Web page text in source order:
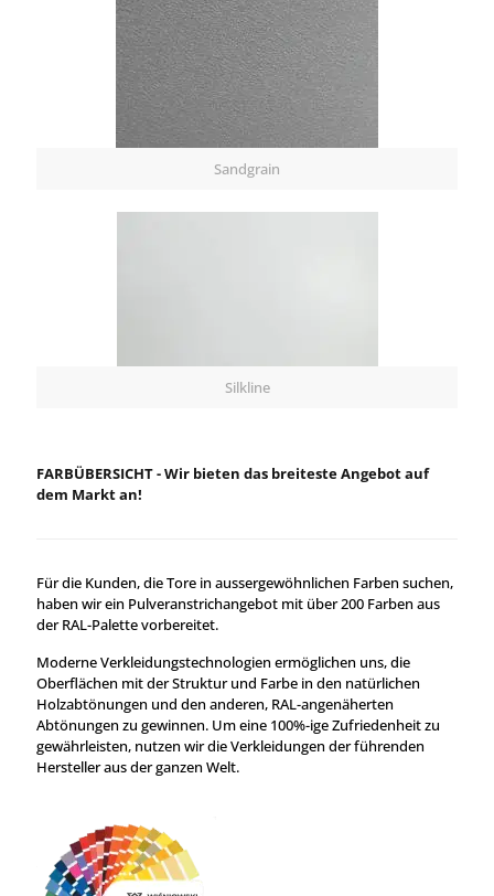
Sandgrain
Silkline
FARBÜBERSICHT - Wir bieten das breiteste Angebot auf
dem Markt an!
Für die Kunden, die Tore in aussergewöhnlichen Farben suchen,
haben wir ein Pulveranstrichangebot mit über 200 Farben aus
der RAL-Palette vorbereitet.
Moderne Verkleidungstechnologien ermöglichen uns, die
Oberflächen mit der Struktur und Farbe in den natürlichen
Holzabtönungen und den anderen, RAL-angenäherten
Abtönungen zu gewinnen. Um eine 100%-ige Zufriedenheit zu
gewährleisten, nutzen wir die Verkleidungen der führenden
Hersteller aus der ganzen Welt.